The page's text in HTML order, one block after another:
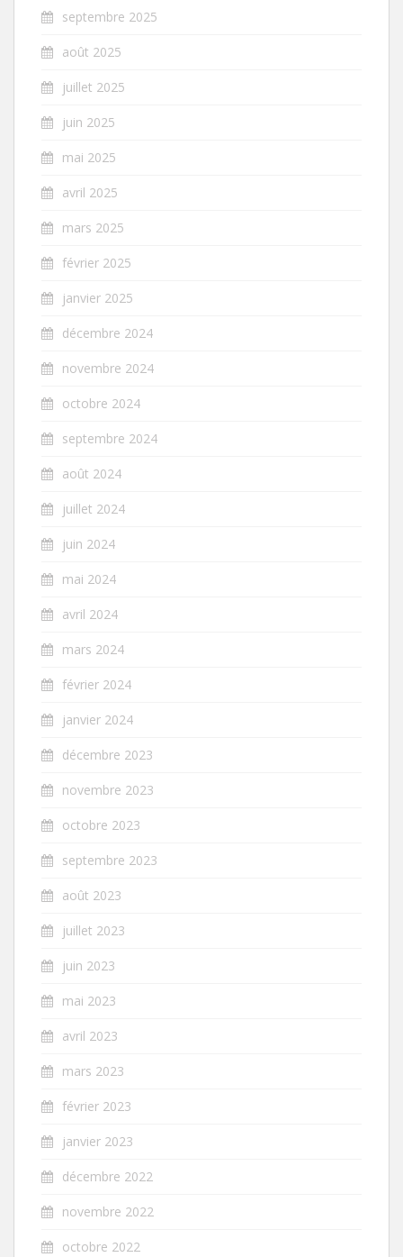
septembre 2025
août 2025
juillet 2025
juin 2025
mai 2025
avril 2025
mars 2025
février 2025
janvier 2025
décembre 2024
novembre 2024
octobre 2024
septembre 2024
août 2024
juillet 2024
juin 2024
mai 2024
avril 2024
mars 2024
février 2024
janvier 2024
décembre 2023
novembre 2023
octobre 2023
septembre 2023
août 2023
juillet 2023
juin 2023
mai 2023
avril 2023
mars 2023
février 2023
janvier 2023
décembre 2022
novembre 2022
octobre 2022